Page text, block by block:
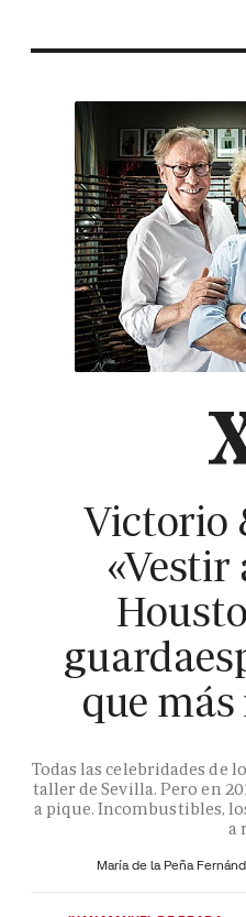
Victorio
que
Todas las celebridades de
taller de Sevilla. Pero en
a pique. Incombustibles,
a
María de la Peña